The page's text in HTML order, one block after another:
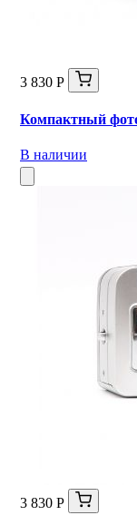
3 830 Р
Компактный
В наличии
3 830 Р